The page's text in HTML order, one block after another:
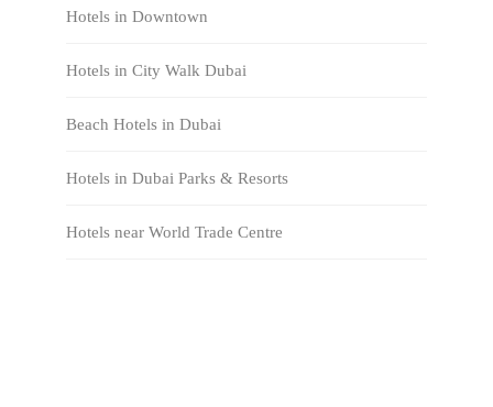
Hotels in Downtown
Hotels in City Walk Dubai
Beach Hotels in Dubai
Hotels in Dubai Parks & Resorts
Hotels near World Trade Centre